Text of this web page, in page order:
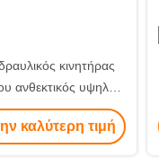
κινητήρας
ανθεκτικός υψηλής
βαριά εργασία
καλύτερη τιμή